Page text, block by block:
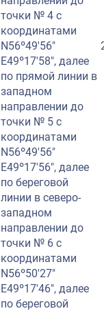
точки № 4 с
координатами
N56º49′56″
E49º17′58″, далее
по прямой линии в
западном
направлении до
точки № 5 с
координатами
N56º49′56″
E49º17′56″, далее
по береговой
линии в северо-
западном
направлении до
точки № 6 с
координатами
N56º50′27″
E49º17′46″, далее
по береговой